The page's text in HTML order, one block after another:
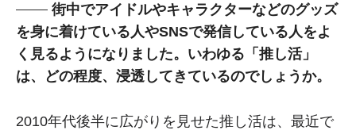
街中でアイドルやキャラクターなどのグッズ
を身に着けている人やSNSで発信している人をよ
く見るようになりました。いわゆる「推し活」
は、どの程度、浸透してきているのでしょうか。
2010年代後半に広がりを見せた推し活は、最近で